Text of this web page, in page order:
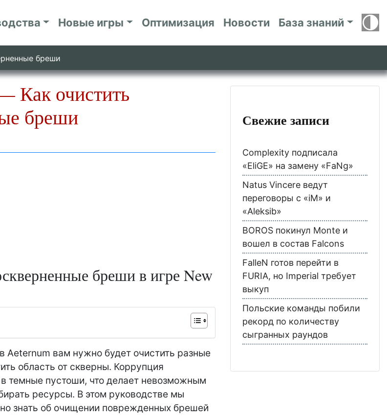
Новые игры Оптимизация Новости База знаний
бреши
Как очистить
бреши
бреши в игре New
Aeternum вам нужно будет очистить разные
область от скверны. Коррупция
темные пустоши, что делает невозможным
ресурсы. В этом руководстве мы
знать об очищении поврежденных брешей
Свежие записи
Complexity подписала
«EliGE» на замену «FaNg»
Natus Vincere ведут
переговоры с «iM» и
«Aleksib»
BOROS покинул Monte и
вошел в состав Falcons
FalleN готов перейти в
FURIA, но Imperial требует
выкуп
Польские команды побили
рекорд по количеству
сыгранных раундов